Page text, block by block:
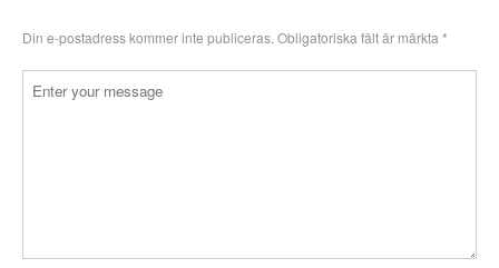
Din e-postadress kommer inte publiceras. Obligatoriska fält är märkta *
Kommentar